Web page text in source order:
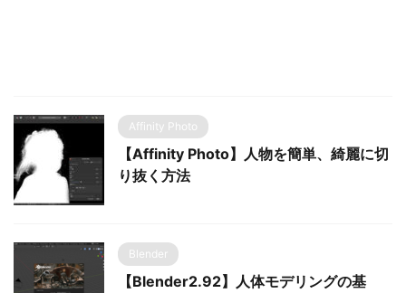
Affinity Photo
【Affinity Photo】人物を簡単、綺麗に切
り抜く方法
Blender
【Blender2.92】人体モデリングの基